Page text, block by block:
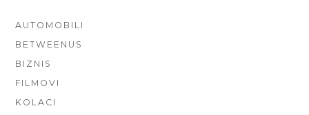
AUTOMOBILI
BETWEENUS
BIZNIS
FILMOVI
KOLACI